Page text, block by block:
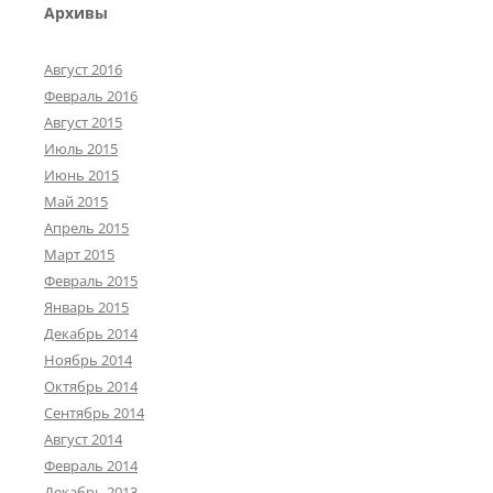
Архивы
Август 2016
Февраль 2016
Август 2015
Июль 2015
Июнь 2015
Май 2015
Апрель 2015
Март 2015
Февраль 2015
Январь 2015
Декабрь 2014
Ноябрь 2014
Октябрь 2014
Сентябрь 2014
Август 2014
Февраль 2014